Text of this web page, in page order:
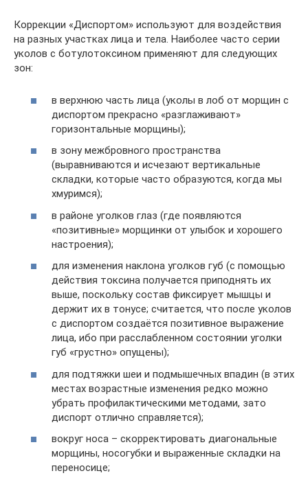
Коррекции «Диспортом» используют для воздействия
на разных участках лица и тела. Наиболее часто серии
уколов с ботулотоксином применяют для следующих
зон:
в верхнюю часть лица (уколы в лоб от морщин с
диспортом прекрасно «разглаживают»
горизонтальные морщины);
в зону межбровного пространства
(выравниваются и исчезают вертикальные
складки, которые часто образуются, когда мы
хмуримся);
в районе уголков глаз (где появляются
«позитивные» морщинки от улыбок и хорошего
настроения);
для изменения наклона уголков губ (с помощью
действия токсина получается приподнять их
выше, поскольку состав фиксирует мышцы и
держит их в тонусе; считается, что после уколов
с диспортом создаётся позитивное выражение
лица, ибо при расслабленном состоянии уголки
губ «грустно» опущены);
для подтяжки шеи и подмышечных впадин (в этих
местах возрастные изменения редко можно
убрать профилактическими методами, зато
диспорт отлично справляется);
вокруг носа – скорректировать диагональные
морщины, носогубки и выраженные складки на
переносице;